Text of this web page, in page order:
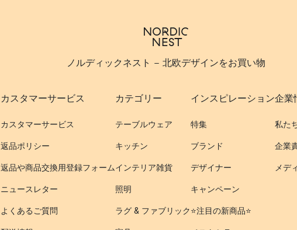
ノルディックネスト - 北欧デザインをお買い物
カスタマーサービス
カスタマーサービス
返品ポリシー
返品や商品交換用登録フォーム
ニュースレター
よくあるご質問
カテゴリー
テーブルウェア
キッチン
インテリア雑貨
照明
ラグ & ファブリック
インスピレーション
特集
ブランド
デザイナー
キャンペーン
⭐️注目の新商品⭐️
企業
私た
企業
メデ